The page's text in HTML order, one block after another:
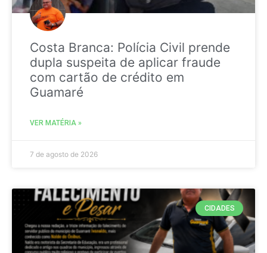
Costa Branca: Polícia Civil prende
dupla suspeita de aplicar fraude
com cartão de crédito em
Guamaré
VER MATÉRIA »
7 de agosto de 2026
CIDADES